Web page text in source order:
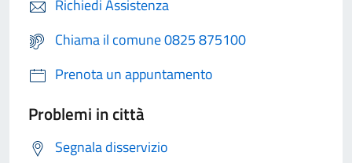
Richiedi Assistenza
Chiama il comune 0825 875100
Prenota un appuntamento
Problemi in città
Segnala disservizio